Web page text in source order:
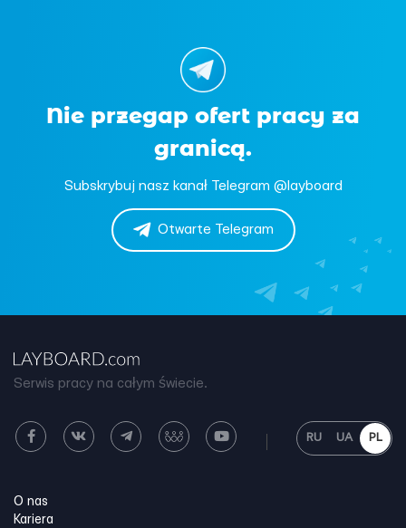
Nie przegap ofert pracy za
granicą.
Subskrybuj nasz kanał Telegram @layboard
Otwarte Telegram
Serwis pracy na całym świecie.
RU UA PL
O nas
Kariera